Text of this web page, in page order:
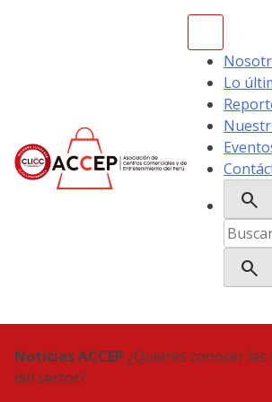
Lo
search
Buscar:
search
Noticias ACCEP ¿Quieres conocer
del sector?